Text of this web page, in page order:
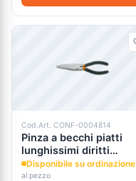
Cod.Art. CONF-0004814
Pinza a becchi piatti
lunghissimi diritti
zigrinati 1162 beta
Disponibile su ordinazione
al pezzo